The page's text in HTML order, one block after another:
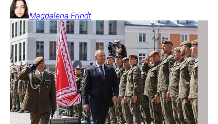
Magdalena Frindt